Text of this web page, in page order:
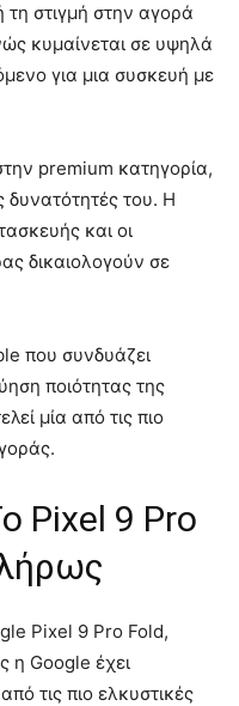
τη στιγμή στην αγορά
κυμαίνεται σε υψηλά
για μια συσκευή με
premium κατηγορία,
δυνατότητές του. Η
και οι
δικαιολογούν σε
που συνδυάζει
ποιότητας της
μία από τις πιο
Pixel 9 Pro
Pixel 9 Pro Fold,
η Google έχει
τις πιο ελκυστικές